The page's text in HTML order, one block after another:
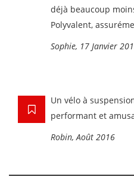
déjà beaucoup
Polyvalent,
Sophie, 17 Janvier
Un vélo à
performant et
Robin, Août 2016